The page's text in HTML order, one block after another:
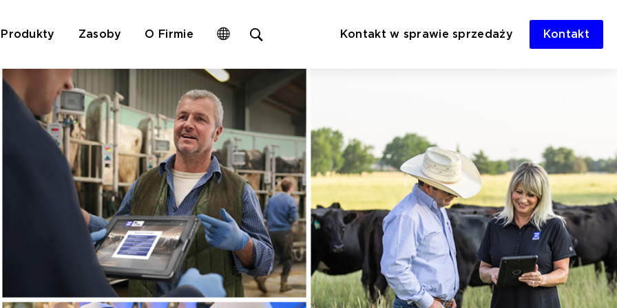
Produkty Zasoby O Firmie
search
Kontakt w sprawie sprzedaży Kontakt